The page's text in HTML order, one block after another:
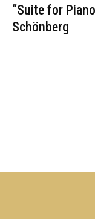
“Suite for
Schönberg